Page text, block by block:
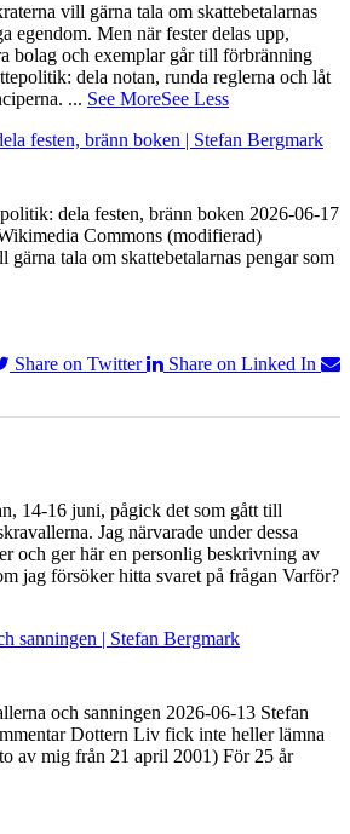
vill gärna tala om skattebetalarnas
egendom. Men när fester delas upp,
bolag och exemplar går till förbränning
dela notan, runda reglerna och låt
... See MoreSee Less
festen, bränn boken | Stefan Bergmark
dela festen, bränn boken 2026-06-17
Commons (modifierad)
gärna tala om skattebetalarnas pengar som
Share on Twitter
Share on Linked In
14-16 juni, pågick det som gått till
Jag närvarade under dessa
och ger här en personlig beskrivning av
jag försöker hitta svaret på frågan Varför?
sanningen | Stefan Bergmark
och sanningen 2026-06-13 Stefan
Dottern Liv fick inte heller lämna
av mig från 21 april 2001) För 25 år